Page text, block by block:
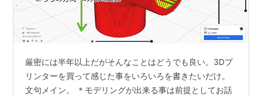
厳密には半年以上だがそんなことはどうでも良い。3Dプ
リンターを買って感じた事をいろいろを書きたいだけ。
文句メイン。 ＊モデリングが出来る事は前提としてお話